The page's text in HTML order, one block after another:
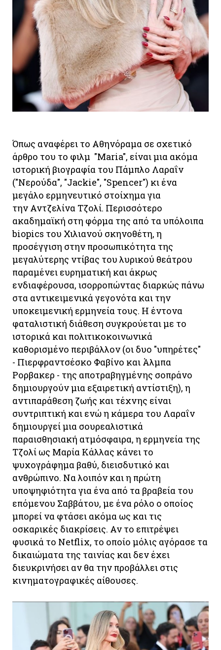
Όπως αναφέρει το Αθηνόραμα σε σχετικό
άρθρο του το φιλμ "Maria", είναι μια ακόμα
ιστορική βιογραφία του Πάμπλο Λαραΐν
("Νερούδα", "Jackie", "Spencer") κι ένα
μεγάλο ερμηνευτικό στοίχημα για
την Αντζελίνα Τζολί. Περισσότερο
ακαδημαϊκή στη φόρμα της από τα υπόλοιπα
biopics του Χιλιανού σκηνοθέτη, η
προσέγγιση στην προσωπικότητα της
μεγαλύτερης ντίβας του λυρικού θεάτρου
παραμένει ευρηματική και άκρως
ενδιαφέρουσα, ισορροπώντας διαρκώς πάνω
στα αντικειμενικά γεγονότα και την
υποκειμενική ερμηνεία τους. Η έντονα
φαταλιστική διάθεση συγκρούεται με το
ιστορικά και πολιτικοκοινωνικά
καθορισμένο περιβάλλον (οι δυο "υπηρέτες"
- Πιερφραντσέσκο Φαβίνο και Άλμπα
Ρορβακερ - της αποτραβηγμένης σοπράνο
δημιουργούν μια εξαιρετική αντίστιξη), η
αντιπαράθεση ζωής και τέχνης είναι
συντριπτική και ενώ η κάμερα του Λαραΐν
δημιουργεί μια σουρεαλιστικά
παραισθησιακή ατμόσφαιρα, η ερμηνεία της
Τζολί ως Μαρία Κάλλας κάνει το
ψυχογράφημα βαθύ, διεισδυτικό και
ανθρώπινο. Να λοιπόν και η πρώτη
υποψηφιότητα για ένα από τα βραβεία του
επόμενου Σαββάτου, με ένα ρόλο ο οποίος
μπορεί να φτάσει ακόμα ως και τις
οσκαρικές διακρίσεις. Αν το επιτρέψει
φυσικά το Netflix, το οποίο μόλις αγόρασε τα
δικαιώματα της ταινίας και δεν έχει
διευκρινήσει αν θα την προβάλλει στις
κινηματογραφικές αίθουσες.